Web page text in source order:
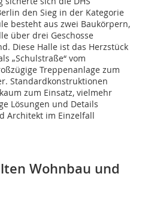
den Sieg in der Kategorie
besteht aus zwei Baukörpern,
über drei Geschosse
Diese Halle ist das Herzstück
„Schulstraße“ vom
Treppenanlage zum
Standardkonstruktionen
zum Einsatz, vielmehr
Lösungen und Details
Architekt im Einzelfall
Wohnbau und